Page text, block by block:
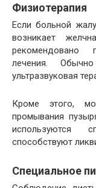
Физиотерапия
Если больной
возникает
рекомендовано
лечения.
ультразвуковая
Кроме этого,
промывания
используются
способствуют
Специальное